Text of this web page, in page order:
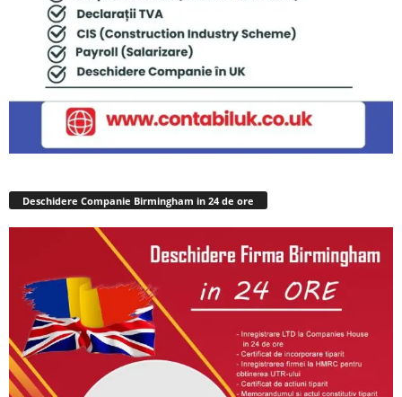
Deschidere Companie Birmingham in 24 de ore